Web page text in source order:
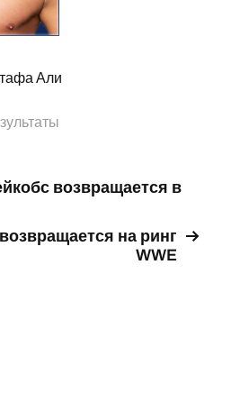
Али
возвращается в
на ринг
WWE